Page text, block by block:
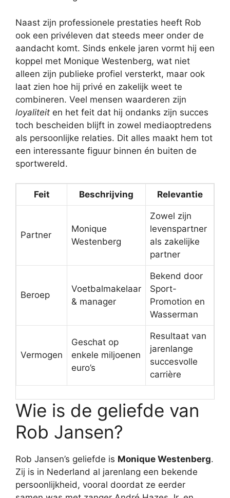
Naast zijn professionele prestaties heeft Rob
ook een privéleven dat steeds meer onder de
aandacht komt. Sinds enkele jaren vormt hij een
koppel met Monique Westenberg, wat niet
alleen zijn publieke profiel versterkt, maar ook
laat zien hoe hij privé en zakelijk weet te
combineren. Veel mensen waarderen zijn
loyaliteit en het feit dat hij ondanks zijn succes
toch bescheiden blijft in zowel mediaoptredens
als persoonlijke relaties. Dit alles maakt hem tot
een interessante figuur binnen én buiten de
sportwereld.
Feit Beschrijving Relevantie
Partner
Monique
Westenberg
Zowel zijn
levenspartner
als zakelijke
partner
Beroep
Voetbalmakelaar
& manager
Bekend door
Sport-
Promotion en
Wasserman
Vermogen
Geschat op
enkele miljoenen
euro’s
Resultaat van
jarenlange
succesvolle
carrière
Wie is de geliefde van
Rob Jansen?
Rob Jansen’s geliefde is Monique Westenberg.
Zij is in Nederland al jarenlang een bekende
persoonlijkheid, vooral doordat ze eerder